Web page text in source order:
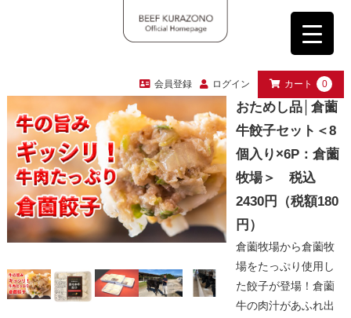
会員登録 ログイン カート 0
おためし品│倉薗
牛餃子セット＜8
個入り×6P：倉薗
牧場＞ 税込
2430円（税額180
円）
倉薗牧場から倉薗牧
場をたっぷり使用し
た餃子が登場！倉薗
牛の肉汁があふれ出